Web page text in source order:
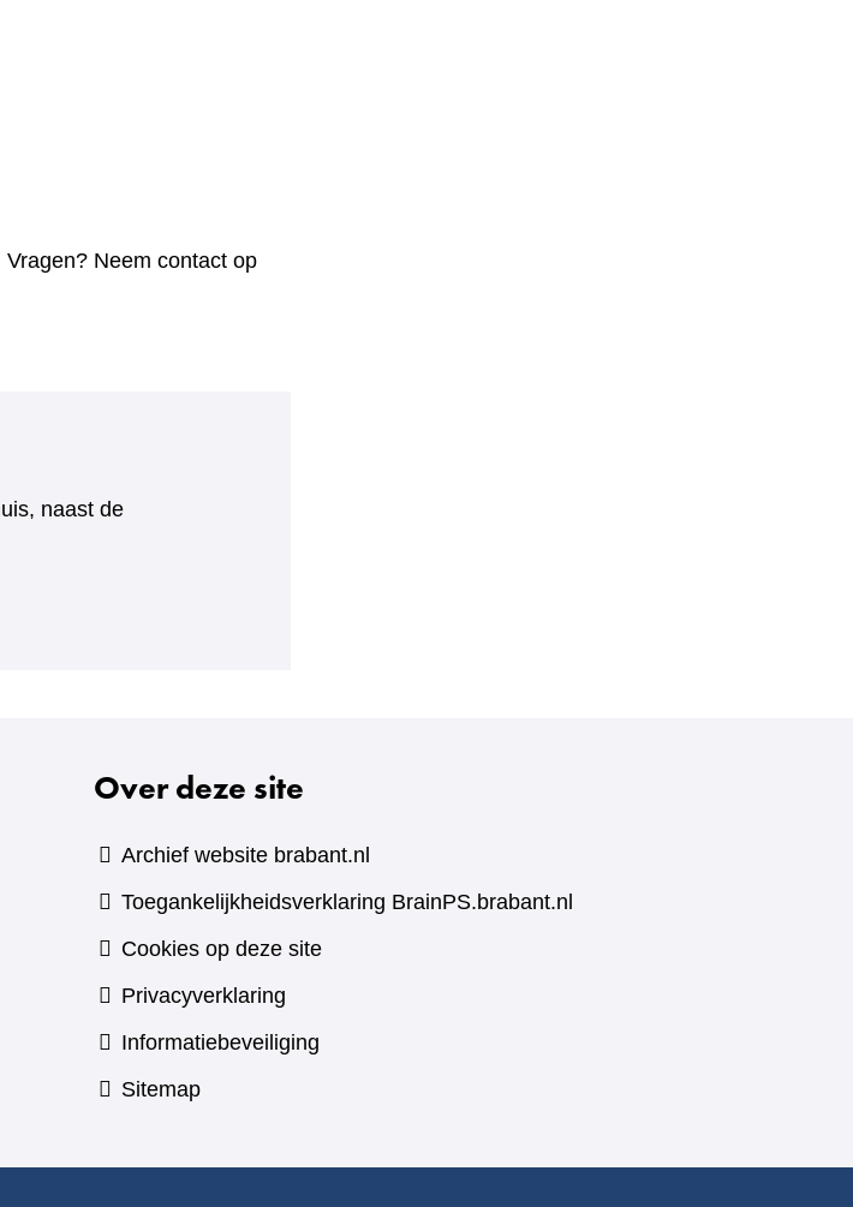
Neem contact op
naast de
Over deze site
Archief website brabant.nl
Toegankelijkheidsverklaring BrainPS.brabant.nl
Cookies op deze site
Privacyverklaring
Informatiebeveiliging
Sitemap